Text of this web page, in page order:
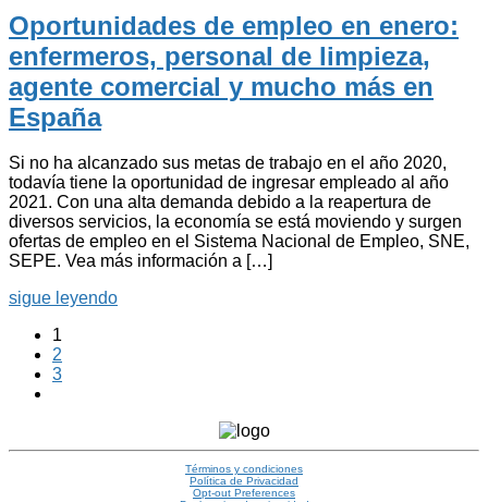
Oportunidades de empleo en enero:
enfermeros, personal de limpieza,
agente comercial y mucho más en
España
Si no ha alcanzado sus metas de trabajo en el año 2020,
todavía tiene la oportunidad de ingresar empleado al año
2021. Con una alta demanda debido a la reapertura de
diversos servicios, la economía se está moviendo y surgen
ofertas de empleo en el Sistema Nacional de Empleo, SNE,
SEPE. Vea más información a […]
sigue leyendo
1
2
3
Términos y condiciones
Política de Privacidad
Opt-out Preferences